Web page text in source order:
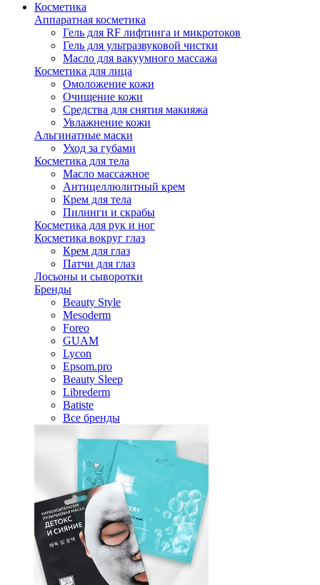
Косметика
Аппаратная косметика
Гель для RF лифтинга и микротоков
Гель для ультразвуковой чистки
Масло для вакуумного массажа
Косметика для лица
Омоложение кожи
Очищение кожи
Средства для снятия макияжа
Увлажнение кожи
Альгинатные маски
Уход за губами
Косметика для тела
Масло массажное
Антицеллюлитный крем
Крем для тела
Пилинги и скрабы
Косметика для рук и ног
Косметика вокруг глаз
Крем для глаз
Патчи для глаз
Лосьоны и сыворотки
Бренды
Beauty Style
Mesoderm
Foreo
GUAM
Lycon
Epsom.pro
Beauty Sleep
Librederm
Batiste
Все бренды